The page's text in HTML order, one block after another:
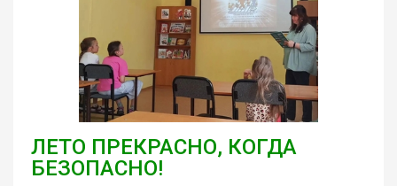
ЛЕТО ПРЕКРАСНО, КОГДА
БЕЗОПАСНО!